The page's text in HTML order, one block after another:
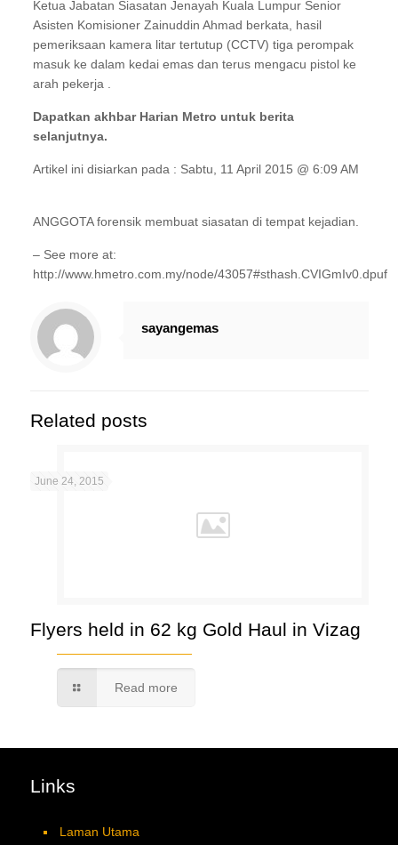
Ketua Jabatan Siasatan Jenayah Kuala Lumpur Senior
Asisten Komisioner Zainuddin Ahmad berkata, hasil
pemeriksaan kamera litar tertutup (CCTV) tiga perompak
masuk ke dalam kedai emas dan terus mengacu pistol ke
arah pekerja .
Dapatkan akhbar Harian Metro untuk berita
selanjutnya.
Artikel ini disiarkan pada : Sabtu, 11 April 2015 @ 6:09 AM
ANGGOTA forensik membuat siasatan di tempat kejadian.
– See more at:
http://www.hmetro.com.my/node/43057#sthash.CVIGmIv0.dpuf
sayangemas
Related posts
June 24, 2015
Flyers held in 62 kg Gold Haul in Vizag
Read more
Links
Laman Utama